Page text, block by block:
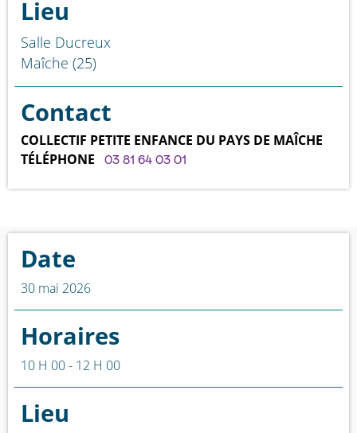
Lieu
Salle Ducreux
Maîche (25)
Contact
COLLECTIF PETITE ENFANCE DU PAYS DE MAÎCHE
TÉLÉPHONE
03 81 64 03 01
Date
30 mai 2026
Horaires
10 H 00 - 12 H 00
Lieu